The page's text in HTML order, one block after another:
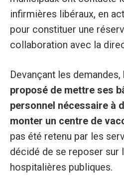
infirmières libéraux, en
pour constituer une
collaboration avec la
Devançant les demandes,
proposé de mettre ses
personnel nécessaire à
monter un centre de
pas été retenu par les
décidé de se reposer sur
hospitalières publiques.